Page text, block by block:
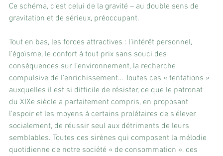
Ce schéma, c’est celui de la gravité – au double sens de
gravitation et de sérieux, préoccupant.
Tout en bas, les forces attractives : l’intérêt personnel,
l’égoïsme, le confort à tout prix sans souci des
conséquences sur l’environnement, la recherche
compulsive de l’enrichissement… Toutes ces « tentations »
auxquelles il est si difficile de résister, ce que le patronat
du XIXe siècle a parfaitement compris, en proposant
l’espoir et les moyens à certains prolétaires de s’élever
socialement, de réussir seul aux détriments de leurs
semblables. Toutes ces sirènes qui composent la mélodie
quotidienne de notre société « de consommation », ces